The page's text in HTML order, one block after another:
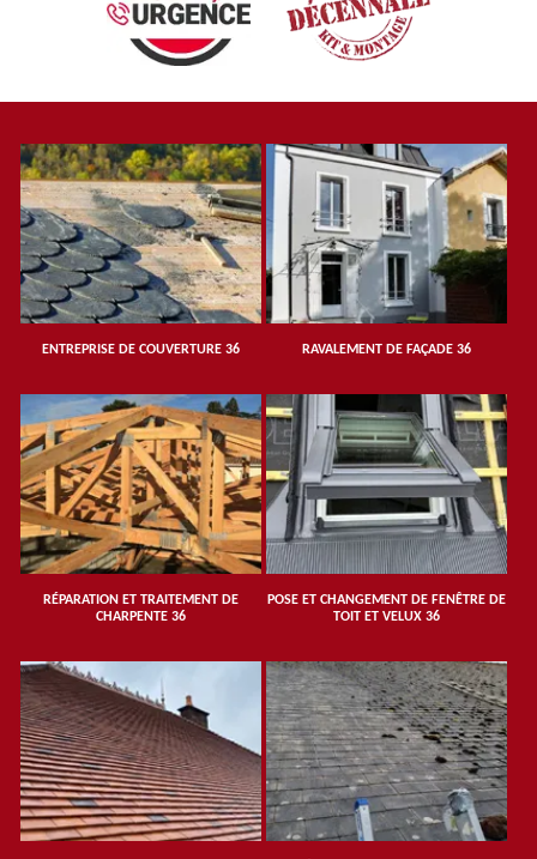
ENTREPRISE DE COUVERTURE 36 RAVALEMENT DE FAÇADE 36
RÉPARATION ET TRAITEMENT DE
CHARPENTE 36
POSE ET CHANGEMENT DE FENÊTRE DE
TOIT ET VELUX 36